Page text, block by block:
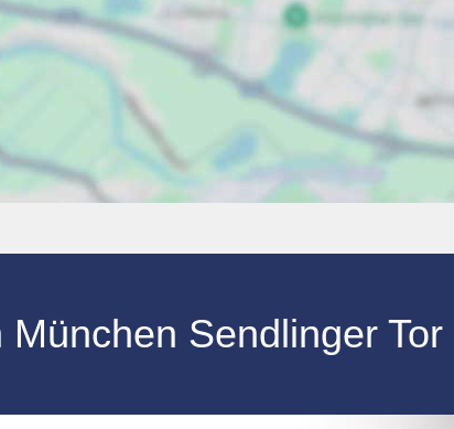
Sendlinger